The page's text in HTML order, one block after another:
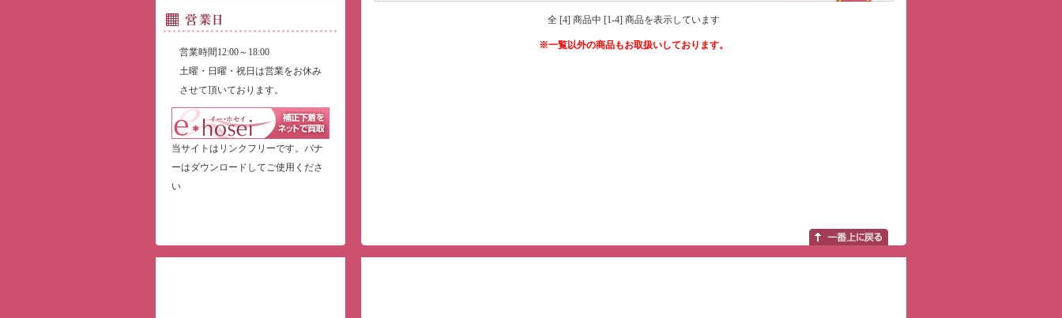
営業時間12:00～18:00
土曜・日曜・祝日は営業をお休み
させて頂いております。
当サイトはリンクフリーです。バナ
ーはダウンロードしてご使用くださ
い
全 [4] 商品中 [1-4] 商品を表示しています
※一覧以外の商品もお取扱いしております。